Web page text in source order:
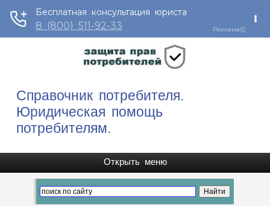
Справочник потребителя.
Юридическая помощь
потребителям.